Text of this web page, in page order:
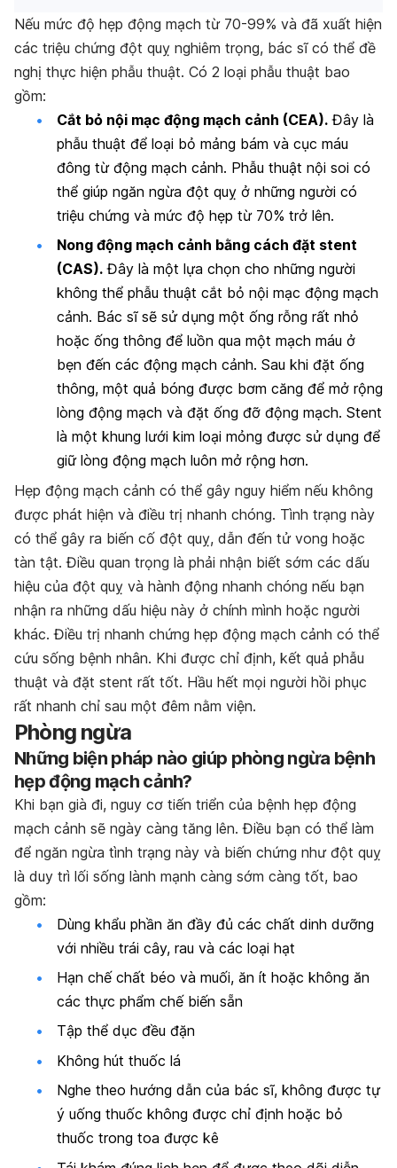
Nếu mức độ hẹp động mạch từ 70-99% và đã xuất hiện
các triệu chứng đột quỵ nghiêm trọng, bác sĩ có thể đề
nghị thực hiện phẫu thuật. Có 2 loại phẫu thuật bao
gồm:
Cắt bỏ nội mạc động mạch cảnh (CEA). Đây là
phẫu thuật để loại bỏ mảng bám và cục máu
đông từ động mạch cảnh. Phẫu thuật nội soi có
thể giúp ngăn ngừa đột quỵ ở những người có
triệu chứng và mức độ hẹp từ 70% trở lên.
Nong động mạch cảnh bằng cách đặt stent
(CAS). Đây là một lựa chọn cho những người
không thể phẫu thuật cắt bỏ nội mạc động mạch
cảnh. Bác sĩ sẽ sử dụng một ống rỗng rất nhỏ
hoặc ống thông để luồn qua một mạch máu ở
bẹn đến các động mạch cảnh. Sau khi đặt ống
thông, một quả bóng được bơm căng để mở rộng
lòng động mạch và đặt ống đỡ động mạch. Stent
là một khung lưới kim loại mỏng được sử dụng để
giữ lòng động mạch luôn mở rộng hơn.
Hẹp động mạch cảnh có thể gây nguy hiểm nếu không
được phát hiện và điều trị nhanh chóng. Tình trạng này
có thể gây ra biến cố đột quỵ, dẫn đến tử vong hoặc
tàn tật. Điều quan trọng là phải nhận biết sớm các dấu
hiệu của đột quỵ và hành động nhanh chóng nếu bạn
nhận ra những dấu hiệu này ở chính mình hoặc người
khác. Điều trị nhanh chứng hẹp động mạch cảnh có thể
cứu sống bệnh nhân. Khi được chỉ định, kết quả phẫu
thuật và đặt stent rất tốt. Hầu hết mọi người hồi phục
rất nhanh chỉ sau một đêm nằm viện.
Phòng ngừa
Những biện pháp nào giúp phòng ngừa bệnh
hẹp động mạch cảnh?
Khi bạn già đi, nguy cơ tiến triển của bệnh hẹp động
mạch cảnh sẽ ngày càng tăng lên. Điều bạn có thể làm
để ngăn ngừa tình trạng này và biến chứng như đột quỵ
là duy trì lối sống lành mạnh càng sớm càng tốt, bao
gồm:
Dùng khẩu phần ăn đầy đủ các chất dinh dưỡng
với nhiều trái cây, rau và các loại hạt
Hạn chế chất béo và muối, ăn ít hoặc không ăn
các thực phẩm chế biến sẵn
Tập thể dục đều đặn
Không hút thuốc lá
Nghe theo hướng dẫn của bác sĩ, không được tự
ý uống thuốc không được chỉ định hoặc bỏ
thuốc trong toa được kê